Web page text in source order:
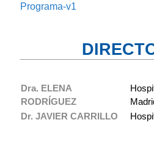
Programa-v1
Dra. ELENA
RODRÍGUEZ
Dr. JAVIER CARRILLO